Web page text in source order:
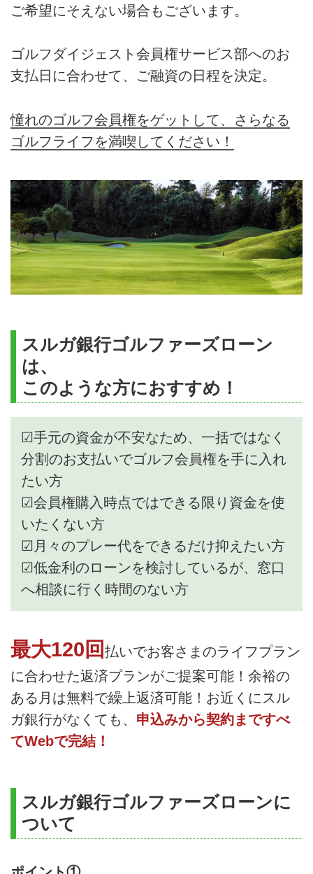
ご希望にそえない場合もございます。
ゴルフダイジェスト会員権サービス部へのお
支払日に合わせて、ご融資の日程を決定。
憧れのゴルフ会員権をゲットして、さらなる
ゴルフライフを満喫してください！
スルガ銀行ゴルファーズローン
は、
このような方におすすめ！
☑手元の資金が不安なため、一括ではなく
分割のお支払いでゴルフ会員権を手に入れ
たい方
☑会員権購入時点ではできる限り資金を使
いたくない方
☑月々のプレー代をできるだけ抑えたい方
☑低金利のローンを検討しているが、窓口
へ相談に行く時間のない方
最大120回 払いでお客さまのライフプラン
に合わせた返済プランがご提案可能！余裕の
ある月は無料で繰上返済可能！お近くにスル
ガ銀行がなくても、 申込みから契約まですべ
てWebで完結！
スルガ銀行ゴルファーズローンに
ついて